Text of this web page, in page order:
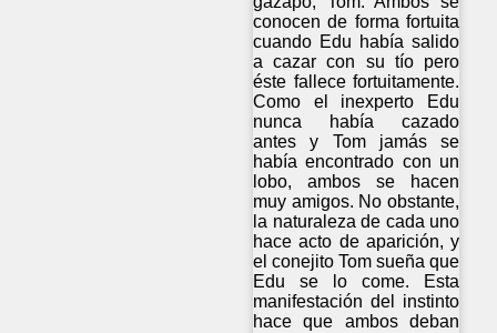
conocen de forma fortuita
cuando Edu había salido
a cazar con su tío pero
éste fallece fortuitamente.
Como el inexperto Edu
nunca había cazado
antes y Tom jamás se
había encontrado con un
lobo, ambos se hacen
muy amigos. No obstante,
la naturaleza de cada uno
hace acto de aparición, y
el conejito Tom sueña que
Edu se lo come. Esta
manifestación del instinto
hace que ambos deban